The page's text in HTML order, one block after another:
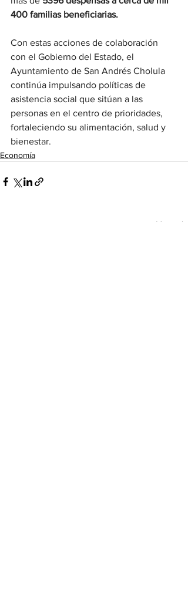
400 familias beneficiarias.
Con estas acciones de colaboración
con el Gobierno del Estado, el
Ayuntamiento de San Andrés Cholula
continúa impulsando políticas de
asistencia social que sitúan a las
personas en el centro de prioridades,
fortaleciendo su alimentación, salud y
bienestar.
Economía
Ver todo